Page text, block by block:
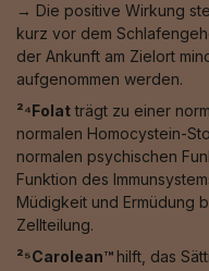
→ Die positive Wirkung
kurz vor dem
der Ankunft am Zielort
aufgenommen werden.
²⁴Folatträgt zu einer
normalen Homocystein-
normalen psychischen
Funktion des
Müdigkeit und Ermüdung
Zellteilung.
²⁵Carolean™️ hilft, das